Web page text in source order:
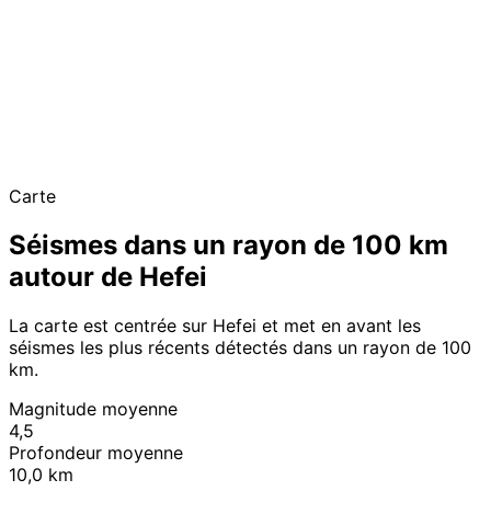
Carte
Séismes dans un rayon de 100 km
autour de Hefei
La carte est centrée sur Hefei et met en avant les
séismes les plus récents détectés dans un rayon de 100
km.
Magnitude moyenne
4,5
Profondeur moyenne
10,0 km